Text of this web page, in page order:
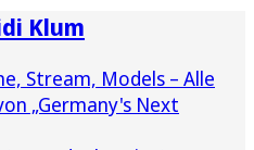
Klum
Stream, Models – Alle
„Germany's Next